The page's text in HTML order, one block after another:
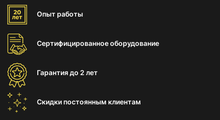
Опыт работы
Сертифицированноеоборудование
Гарантиядо 2 лет
Скидки постоянным клиентам